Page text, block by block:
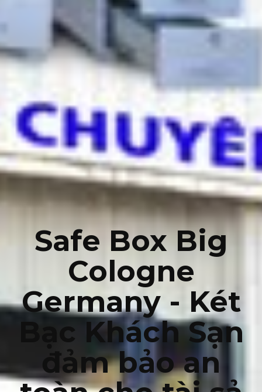
Safe Box Big
Cologne
Germany - Két
Bạc Khách Sạn
đảm bảo an